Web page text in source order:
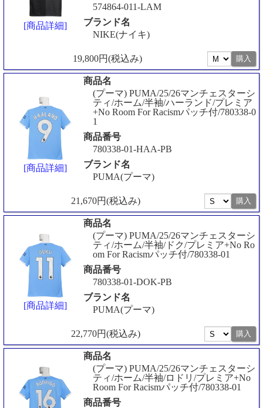
[商品詳細]
574864-011-LAM
ブランド名
NIKE(ナイキ)
19,800円(税込み)
[商品詳細]
商品名
(プーマ) PUMA/25/26マンチェスターシ
ティ/ホーム/半袖/ハーランド/プレミア
+No Room For Racismパッチ付/780338-0
1
商品番号
780338-01-HAA-PB
ブランド名
PUMA(プーマ)
21,670円(税込み)
[商品詳細]
商品名
(プーマ) PUMA/25/26マンチェスターシ
ティ/ホーム/半袖/ドク/プレミア+No Ro
om For Racismパッチ付/780338-01
商品番号
780338-01-DOK-PB
ブランド名
PUMA(プーマ)
22,770円(税込み)
商品名
(プーマ) PUMA/25/26マンチェスターシ
ティ/ホーム/半袖/ロドリ/プレミア+No
Room For Racismパッチ付/780338-01
商品番号